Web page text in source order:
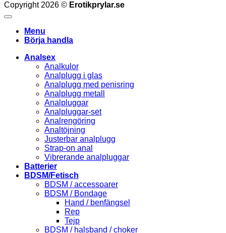
Copyright 2026 © Erotikprylar.se
Menu
Börja handla
Analsex
Analkulor
Analplugg i glas
Analplugg med penisring
Analplugg metall
Analpluggar
Analpluggar-set
Analrengöring
Analtöjning
Justerbar analplugg
Strap-on anal
Vibrerande analpluggar
Batterier
BDSM/Fetisch
BDSM / accessoarer
BDSM / Bondage
Hand / benfängsel
Rep
Tejp
BDSM / halsband / choker